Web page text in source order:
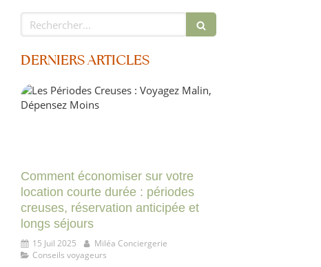
Rechercher
DERNIERS ARTICLES
Comment économiser sur votre
location courte durée : périodes
creuses, réservation anticipée et
longs séjours
15 Juil 2025
Miléa Conciergerie
Conseils voyageurs